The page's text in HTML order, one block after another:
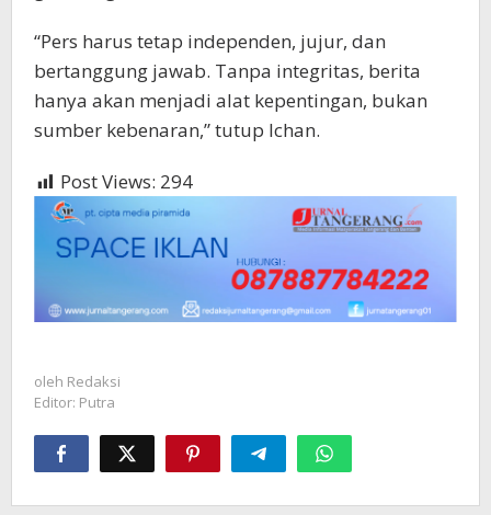
“Pers harus tetap independen, jujur, dan
bertanggung jawab. Tanpa integritas, berita
hanya akan menjadi alat kepentingan, bukan
sumber kebenaran,” tutup Ichan.
Post Views: 294
oleh Redaksi
Editor: Putra